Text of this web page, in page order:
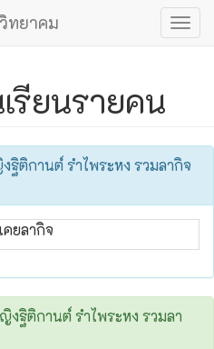
ทยาคม
รียนรายคน
ติกานต์ รำไพระหง รวมลากิจ
คยลากิจ
ฐิติกานต์ รำไพระหง รวมลา